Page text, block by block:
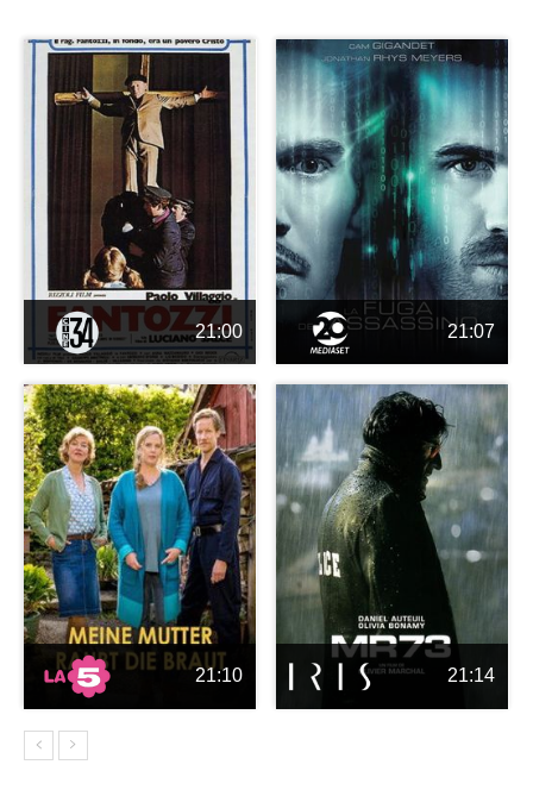
21:00 21:07
21:10 21:14